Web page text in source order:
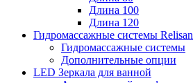
Длина 100
Длина 120
Гидромассажные системы Relisan
Гидромассажные системы
Дополнительные опции
LED Зеркала для ванной